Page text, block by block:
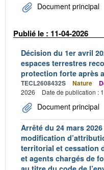
Document principal
Publié le : 11-04-2026
Décision du 1er avril
espaces terrestres
protection forte après
TECL2608432S Nature
2026
Date de publication :
Document principal
Arrêté du 24 mars
modification
territorial et cessation
et agents chargés de